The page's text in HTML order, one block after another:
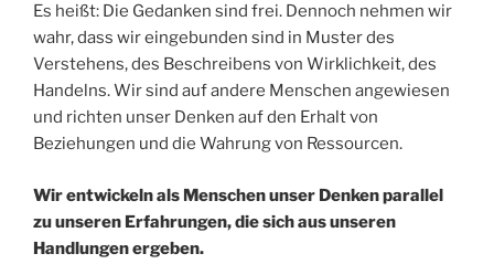
Es heißt: Die Gedanken sind frei. Dennoch nehmen wir
wahr, dass wir eingebunden sind in Muster des
Verstehens, des Beschreibens von Wirklichkeit, des
Handelns. Wir sind auf andere Menschen angewiesen
und richten unser Denken auf den Erhalt von
Beziehungen und die Wahrung von Ressourcen.
Wir entwickeln als Menschen unser Denken parallel
zu unseren Erfahrungen, die sich aus unseren
Handlungen ergeben.